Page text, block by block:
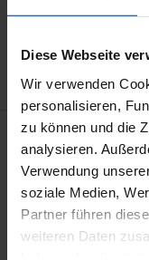
Diese Webseite
Wir verwenden
personalisieren,
zu können und die
analysieren.
Verwendung
soziale Medien,
Partner führen
weiteren Daten
Zur
Beschreibung
Klinische
unterliegen